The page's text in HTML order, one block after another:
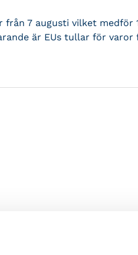
från 7 augusti vilket
är EUs tullar för varor